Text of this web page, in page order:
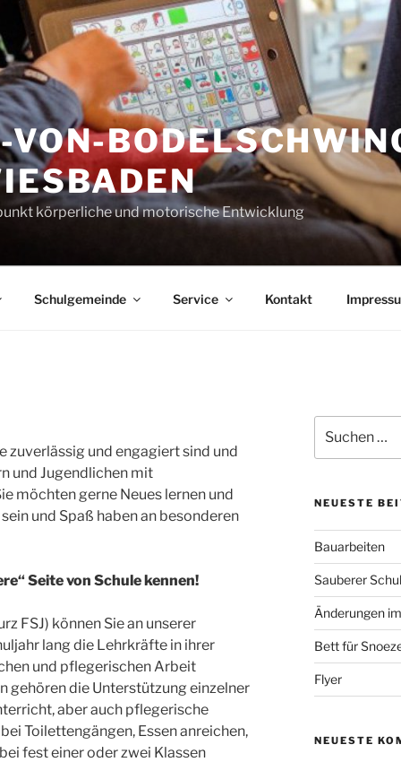
VON-
körperliche und motorische Entwicklung
Schulgemeinde Service Kontakt
zuverlässig und engagiert sind und
und Jugendlichen mit
möchten gerne Neues lernen und
und Spaß haben an besonderen
Seite von Schule kennen!
FSJ) können Sie an unserer
lang die Lehrkräfte in ihrer
und pflegerischen Arbeit
gehören die Unterstützung einzelner
aber auch pflegerische
Toilettengängen, Essen anreichen,
fest einer oder zwei Klassen
nach:
NEUESTE
Bauarbeiten
Sauberer
Änderungen
Bett für
Flyer
NEUESTE